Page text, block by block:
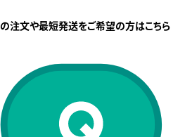
注文や最短発送をご希望の方はこちら